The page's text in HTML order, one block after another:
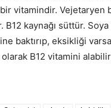
vitamindir. Vejetaryen
B12 kaynağı süttür.
baktırıp, eksikliği
B12 vitamini